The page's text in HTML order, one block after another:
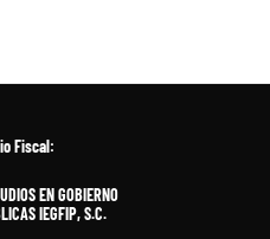
Fiscal:
EN GOBIERNO
IEGFIP, S.C.